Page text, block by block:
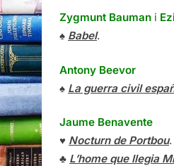
Zygmunt Bauman i
♠ Babel.
Antony Beevor
♠ La guerra civil
Jaume Benavente
♥ Nocturn de Portbou.
♣ L’home que llegia